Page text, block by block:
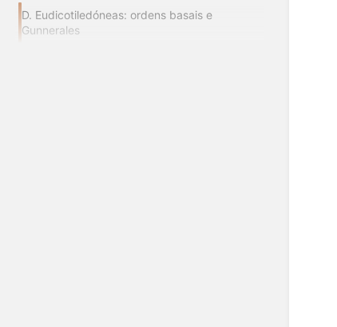
D. Eudicotiledóneas: ordens basais e
Gunnerales